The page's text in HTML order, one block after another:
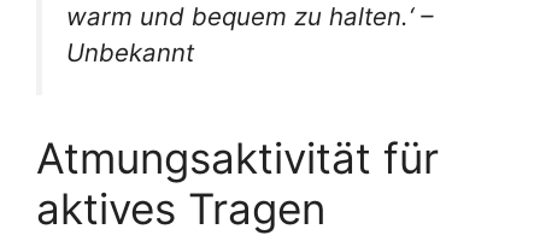
warm und bequem zu halten.‘ –
Unbekannt
Atmungsaktivität für
aktives Tragen